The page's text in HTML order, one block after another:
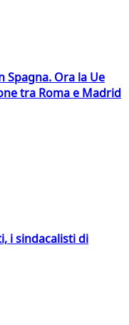
Spagna. Ora la Ue
tra Roma e Madrid
i sindacalisti di